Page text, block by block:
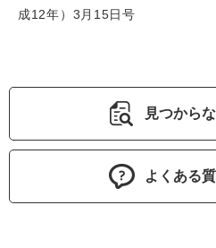
成12年）3月15日号
見つから
よくある